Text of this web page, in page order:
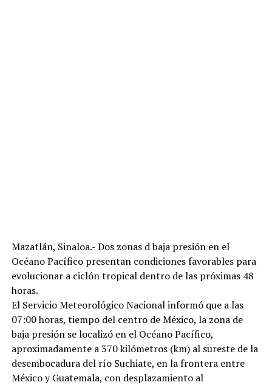
Mazatlán, Sinaloa.- Dos zonas d baja presión en el
Océano Pacífico presentan condiciones favorables para
evolucionar a ciclón tropical dentro de las próximas 48
horas.
El Servicio Meteorológico Nacional informó que a las
07:00 horas, tiempo del centro de México, la zona de
baja presión se localizó en el Océano Pacífico,
aproximadamente a 370 kilómetros (km) al sureste de la
desembocadura del río Suchiate, en la frontera entre
México y Guatemala, con desplazamiento al